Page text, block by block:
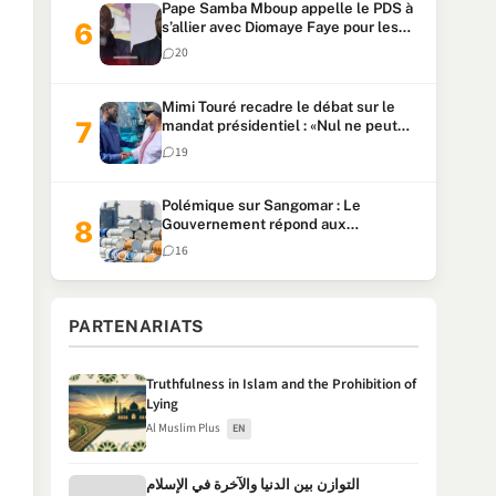
Pape Samba Mboup appelle le PDS à
s’allier avec Diomaye Faye pour les
locales et tacle Sonko
20
Mimi Touré recadre le débat sur le
mandat présidentiel : «Nul ne peut
faire plus de deux mandats
consécutifs de 5 ans»
19
Polémique sur Sangomar : Le
Gouvernement répond aux
accusations et clarifie le partage des
milliards
16
PARTENARIATS
Truthfulness in Islam and the Prohibition of
Lying
Al Muslim Plus EN
التوازن بين الدنيا والآخرة في الإسلام